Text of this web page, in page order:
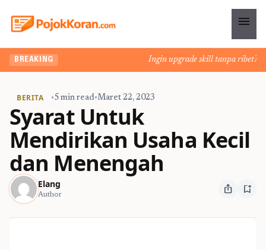
menu
BREAKING Ingin upgrade skill tanpa ribet?
BERITA •5 min read•Maret 22, 2023
Syarat Untuk
Mendirikan Usaha Kecil
dan Menengah
Elang
Author ios_share bookmark_add